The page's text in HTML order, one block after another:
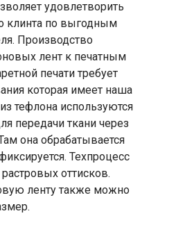
удовлетворить
клинта по выгодным
Производство
лент к печатным
печати требует
которая имеет наша
тефлона используются
передачи ткани через
она обрабатывается
Техпроцесс
оттисков.
ленту также можно